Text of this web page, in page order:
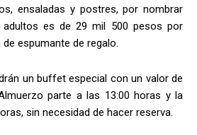
ensaladas y postres, por nombrar
adultos es de 29 mil 500 pesos por
espumante de regalo.
un buffet especial con un valor de
parte a las 13:00 horas y la
sin necesidad de hacer reserva.